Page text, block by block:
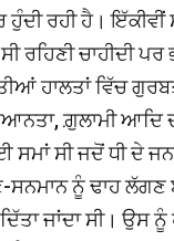
ਹੁੰਦੀ ਰਹੀ ਹੈ।
ਰਹਿਣੀ ਚਾਹੀਦੀ
ਹਾਲਤਾਂ ਵਿੱਚ
ਗ਼ੁਲਾਮੀ ਆਦਿ
ਸਮਾਂ ਸੀ ਜਦੋਂ ਧੀ ਦੇ
ਨੂੰ ਢਾਹ ਲੱਗਣ
ਜਾਂਦਾ ਸੀ। ਉਸ